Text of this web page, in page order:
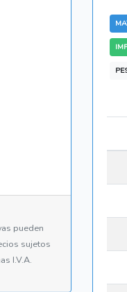
pueden
sujetos
I.V.A.